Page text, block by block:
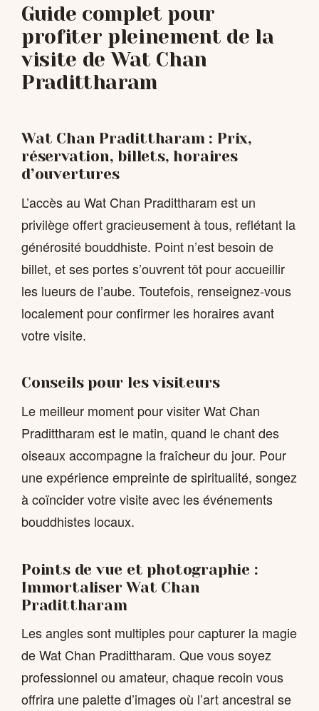
Guide complet pour
profiter pleinement de la
visite de Wat Chan
Pradittharam
Wat Chan Pradittharam : Prix,
réservation, billets, horaires
d’ouvertures
L’accès au Wat Chan Pradittharam est un
privilège offert gracieusement à tous, reflétant la
générosité bouddhiste. Point n’est besoin de
billet, et ses portes s’ouvrent tôt pour accueillir
les lueurs de l’aube. Toutefois, renseignez-vous
localement pour confirmer les horaires avant
votre visite.
Conseils pour les visiteurs
Le meilleur moment pour visiter Wat Chan
Pradittharam est le matin, quand le chant des
oiseaux accompagne la fraîcheur du jour. Pour
une expérience empreinte de spiritualité, songez
à coïncider votre visite avec les événements
bouddhistes locaux.
Points de vue et photographie :
Immortaliser Wat Chan
Pradittharam
Les angles sont multiples pour capturer la magie
de Wat Chan Pradittharam. Que vous soyez
professionnel ou amateur, chaque recoin vous
offrira une palette d’images où l’art ancestral se